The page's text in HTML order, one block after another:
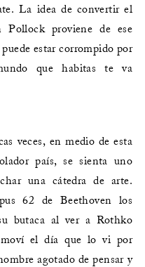
La idea de convertir el
proviene de ese
estar corrompido por
que habitas te va
veces, en medio de esta
país, se sienta uno
una cátedra de arte.
62 de Beethoven los
butaca al ver a Rothko
el día que lo vi por
agotado de pensar y